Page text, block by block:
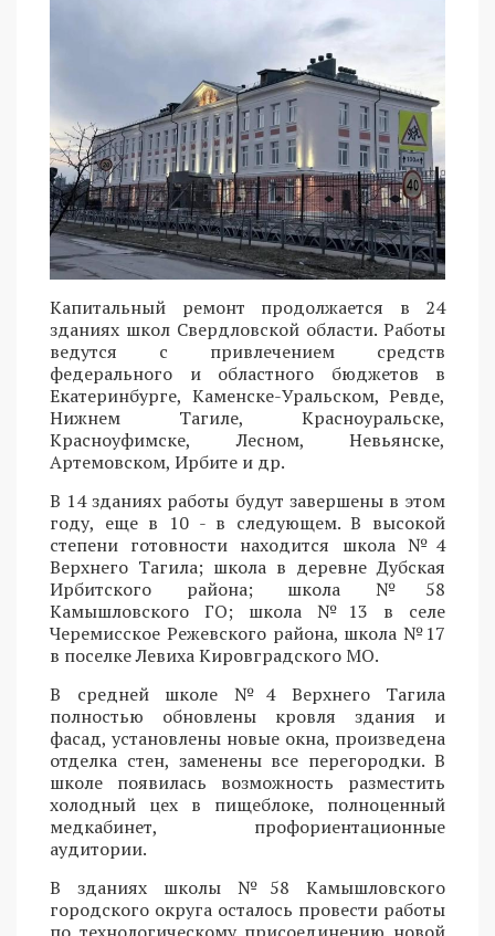
Капитальный ремонт продолжается в 24
зданиях школ Свердловской области. Работы
ведутся с привлечением средств
федерального и областного бюджетов в
Екатеринбурге, Каменске-Уральском, Ревде,
Нижнем Тагиле, Красноуральске,
Красноуфимске, Лесном, Невьянске,
Артемовском, Ирбите и др.
В 14 зданиях работы будут завершены в этом
году, еще в 10 - в следующем. В высокой
степени готовности находится школа №4
Верхнего Тагила; школа в деревне Дубская
Ирбитского района; школа №58
Камышловского ГО; школа №13 в селе
Черемисское Режевского района, школа №17
в поселке Левиха Кировградского МО.
В средней школе №4 Верхнего Тагила
полностью обновлены кровля здания и
фасад, установлены новые окна, произведена
отделка стен, заменены все перегородки. В
школе появилась возможность разместить
холодный цех в пищеблоке, полноценный
медкабинет, профориентационные
аудитории.
В зданиях школы №58 Камышловского
городского округа осталось провести работы
по технологическому присоединению новой